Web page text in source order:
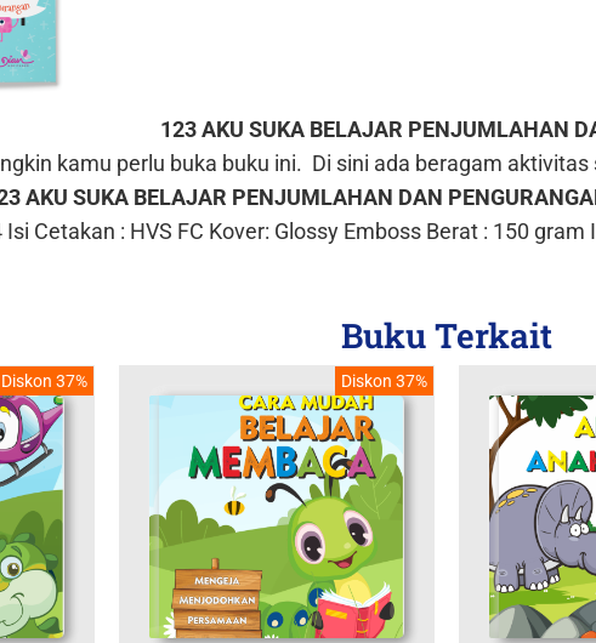
123 AKU SUKA BELAJAR PENJUMLAHAN
kamu perlu buka buku ini. Di sini ada beragam
AKU SUKA BELAJAR PENJUMLAHAN DAN
Isi Cetakan : HVS FC Kover: Glossy Emboss Berat : 150 gram
Buku Terkait
Diskon 37% Diskon 37%